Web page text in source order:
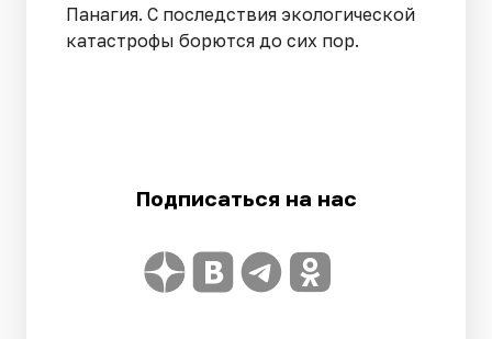
Панагия. С последствия экологической
катастрофы борются до сих пор.
Подписаться на нас